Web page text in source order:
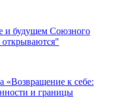
и будущем Союзного
открываются"
«Возвращение к себе:
и границы